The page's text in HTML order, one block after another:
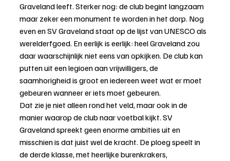
Graveland leeft. Sterker nog: de club begint langzaam
maar zeker een monument te worden in het dorp. Nog
even en SV Graveland staat op de lijst van UNESCO als
werelderfgoed. En eerlijk is eerlijk: heel Graveland zou
daar waarschijnlijk niet eens van opkijken. De club kan
putten uit een legioen aan vrijwilligers, de
saamhorigheid is groot en iedereen weet wat er moet
gebeuren wanneer er iets moet gebeuren.
Dat zie je niet alleen rond het veld, maar ook in de
manier waarop de club naar voetbal kijkt. SV
Graveland spreekt geen enorme ambities uit en
misschien is dat juist wel de kracht. De ploeg speelt in
de derde klasse, met heerlijke burenkrakers,